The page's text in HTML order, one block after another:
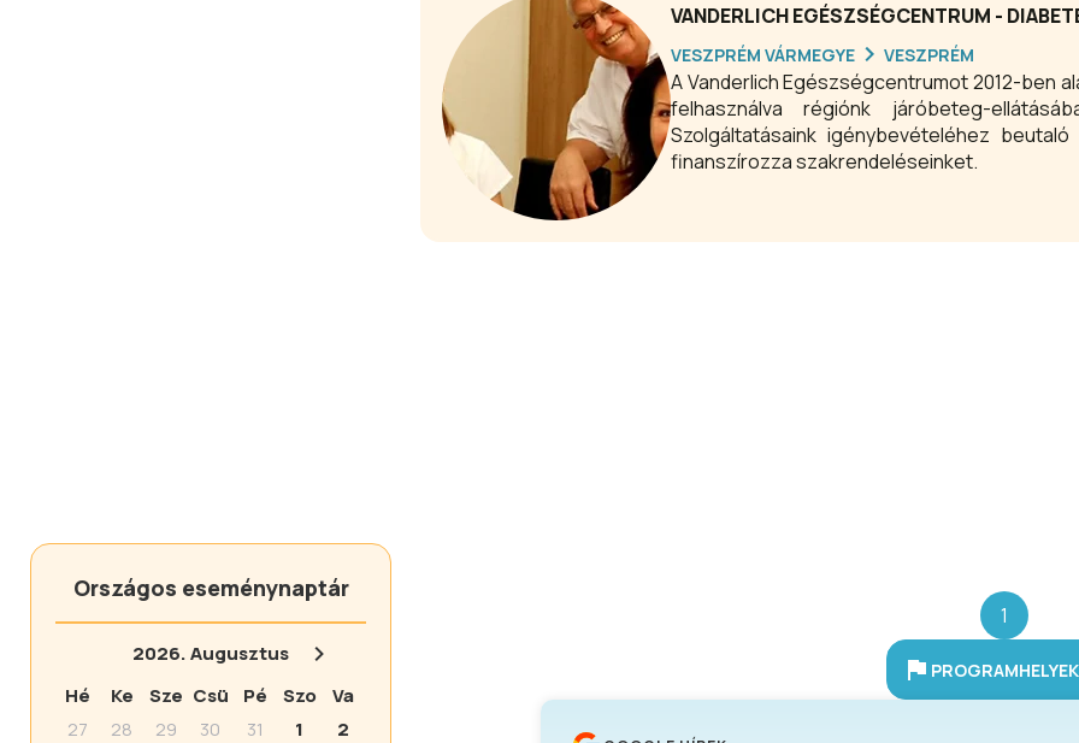
Országos eseménynaptár
2026.Augusztus
Hé
Ke Sze Csü Pé Szo
Va
27
28 29 30 31 1
2
VANDERLICH EGÉSZSÉGCENTRUM -
VESZPRÉM VÁRMEGYE VESZPRÉM
A Vanderlich Egészségcentrumot 2012-ben
felhasználva régiónk járóbeteg-
Szolgáltatásaink igénybevételéhez
finanszírozza szakrendeléseinket.
1